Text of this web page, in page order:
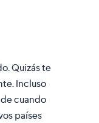
Quizás te
Incluso
cuando
países